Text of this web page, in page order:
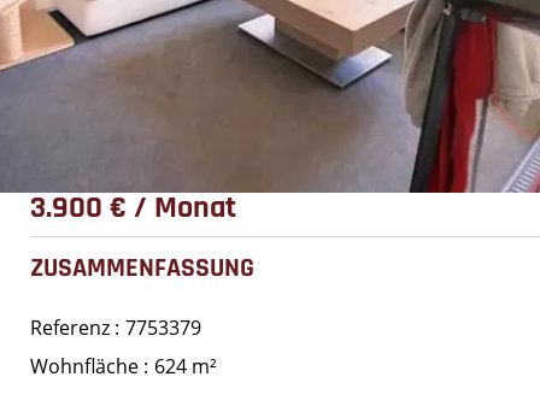
3.900 € / Monat
ZUSAMMENFASSUNG
Referenz 7753379
Wohnfläche
624 m²